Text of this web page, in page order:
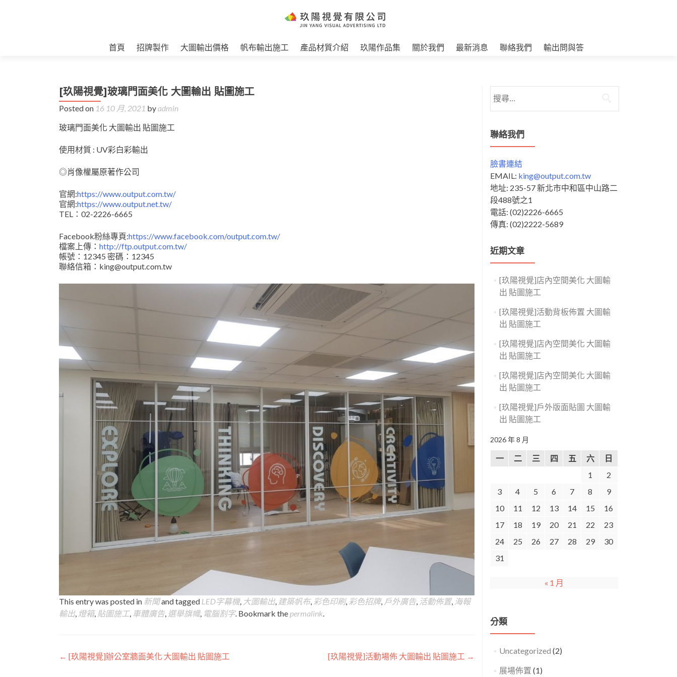
首頁 招牌製作 大圖輸出價格 帆布輸出施工 產品材質介紹 玖陽作品集 關於我們 最新消息 聯絡我們 輸出問與答
[玖陽視覺]玻璃門面美化 大圖輸出 貼圖施工
Posted on 16 10 月, 2021 byadmin
玻璃門面美化 大圖輸出 貼圖施工
使用材質 : UV彩白彩輸出
◎肖像權屬原著作公司
官網:https://www.output.com.tw/
官網:https://www.output.net.tw/
TEL：02-2226-6665
Facebook粉絲專頁:https://www.facebook.com/output.com.tw/
檔案上傳： http://ftp.output.com.tw/
帳號：12345 密碼：12345
聯絡信箱：king@output.com.tw
This entry was posted in 新聞and tagged LED字幕機, 大圖輸出, 建築帆布, 彩色印刷, 彩色招牌, 戶外廣告, 活動佈置, 海報
輸出, 燈箱, 貼圖施工, 車體廣告, 選舉旗幟, 電腦割字. Bookmark the permalink
Post
← [玖陽視覺]辦公室牆面美化 大圖輸出 貼圖施工 [玖陽視覺]活動場佈 大圖輸出 貼圖施工 →
尋
鍵
字:
聯絡我們
臉書連結
EMAIL: king@output.com.tw
地址: 235-57 新北市中和區中山路二
段488號之1
電話: (02)2226-6665
傳真: (02)2222-5689
近期文章
[玖陽視覺]店內空間美化 大圖輸
出 貼圖施工
[玖陽視覺]活動背板佈置 大圖輸
出 貼圖施工
[玖陽視覺]店內空間美化 大圖輸
出 貼圖施工
[玖陽視覺]店內空間美化 大圖輸
出 貼圖施工
[玖陽視覺]戶外版面貼圖 大圖輸
出 貼圖施工
2026 年 8 月
一 二 三 四 五 六
日
1
2
3
4 5 6 7 8
9
10
11 12 13 14 15
16
17
18 19 20 21 22
23
24
25 26 27 28 29
30
31
« 1 月
分類
Uncategorized (2)
展場佈置 (1)